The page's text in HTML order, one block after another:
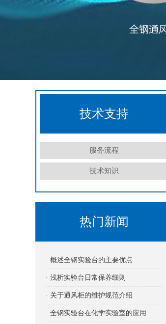
技术支持
服务流程
技术知识
热门新闻
· 概述全钢实验台的主要优点
· 浅析实验台日常保养细则
· 关于通风柜的维护规范介绍
· 全钢实验台在化学实验室的应用